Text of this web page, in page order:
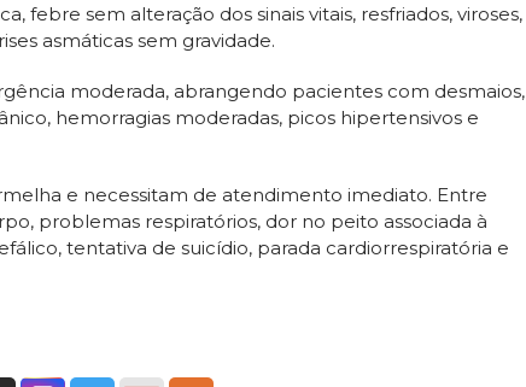
febre sem alteração dos sinais vitais, resfriados, viroses,
asmáticas sem gravidade.
moderada, abrangendo pacientes com desmaios,
hemorragias moderadas, picos hipertensivos e
e necessitam de atendimento imediato. Entre
problemas respiratórios, dor no peito associada à
tentativa de suicídio, parada cardiorrespiratória e